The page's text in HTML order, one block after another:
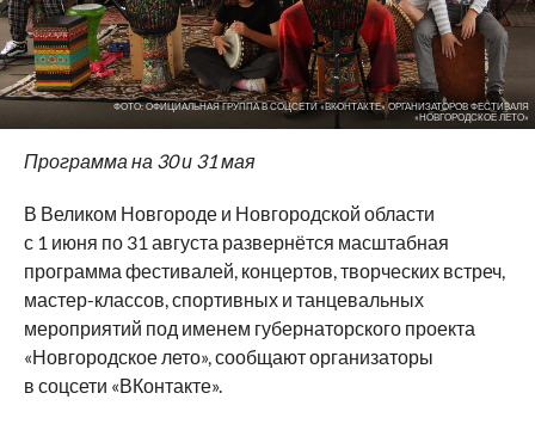
ФОТО: ОФИЦИАЛЬНАЯ ГРУППА В СОЦСЕТИ «ВКОНТАКТЕ» ОРГАНИЗАТОРОВ ФЕСТИВАЛЯ
«НОВГОРОДСКОЕ ЛЕТО»
Программа на 30 и 31 мая
В Великом Новгороде и Новгородской области
с 1 июня по 31 августа развернётся масштабная
программа фестивалей, концертов, творческих встреч,
мастер-классов, спортивных и танцевальных
мероприятий под именем губернаторского проекта
«Новгородское лето», сообщают организаторы
в соцсети «ВКонтакте».